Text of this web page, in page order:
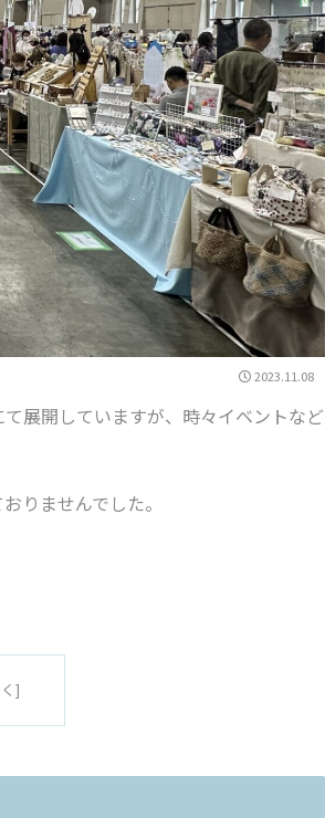
2023.11.08
展開していますが、時々イベントなど
りませんでした。